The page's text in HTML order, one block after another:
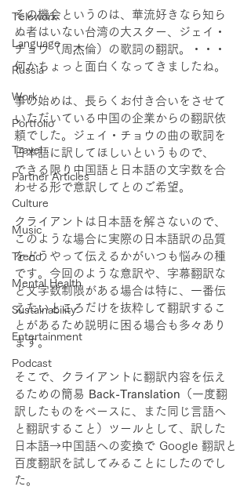
Telework
Language
Russia
Work
Portfolio
Travel
Partner Articles
Culture
Music
Trend
Mental Health
Sustainability
Entertainment
Podcast
その機会というのは、華流好きなら知ら
ぬ者はいない台湾の大スター、ジェイ・
チョウ（周杰倫）の歌詞の翻訳。・・・
何かちょっと面白くなってきましたね。
事の始めは、長らくお付き合いをさせて
いただいている中国の企業からの翻訳依
頼でした。ジェイ・チョウの曲の歌詞を
日本語に訳してほしいというもので、
できる限り中国語と日本語の文字数を合
わせる形で意訳してとのご希望。
クライアントは日本語を解さないので、
このような場合に実際の日本語訳の品質
をどうやって伝えるかがいつも悩みの種
です。今回のような意訳や、字幕翻訳な
ど文字数制限がある場合は特に、一番伝
えたいところだけを抜粋して翻訳するこ
とがあるため説明に困る場合も多々あり
ます。
そこで、クライアントに翻訳内容を伝え
るための簡易 Back-Translation （一度翻
訳したものをベースに、また同じ言語へ
と翻訳すること）ツールとして、訳した
日本語→中国語への変換で Google 翻訳と
百度翻訳を試してみることにしたのでし
た。